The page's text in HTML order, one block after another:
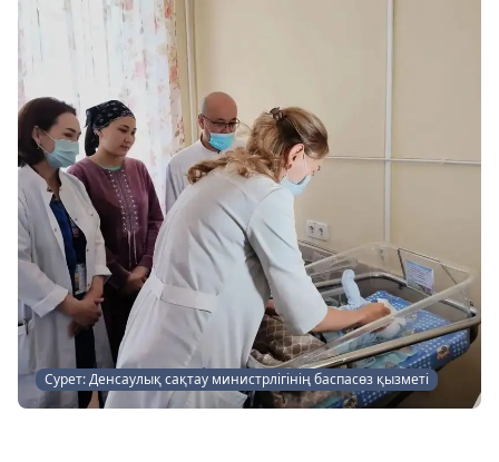
Сурет: Денсаулық сақтау министрлігінің баспасөз қызметі